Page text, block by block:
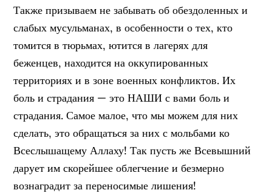
Также призываем не забывать об обездоленных и
слабых мусульманах, в особенности о тех, кто
томится в тюрьмах, ютится в лагерях для
беженцев, находится на оккупированных
территориях и в зоне военных конфликтов. Их
боль и страдания — это НАШИ с вами боль и
страдания. Самое малое, что мы можем для них
сделать, это обращаться за них с мольбами ко
Всеслышащему Аллаху! Так пусть же Всевышний
дарует им скорейшее облегчение и безмерно
вознаградит за переносимые лишения!